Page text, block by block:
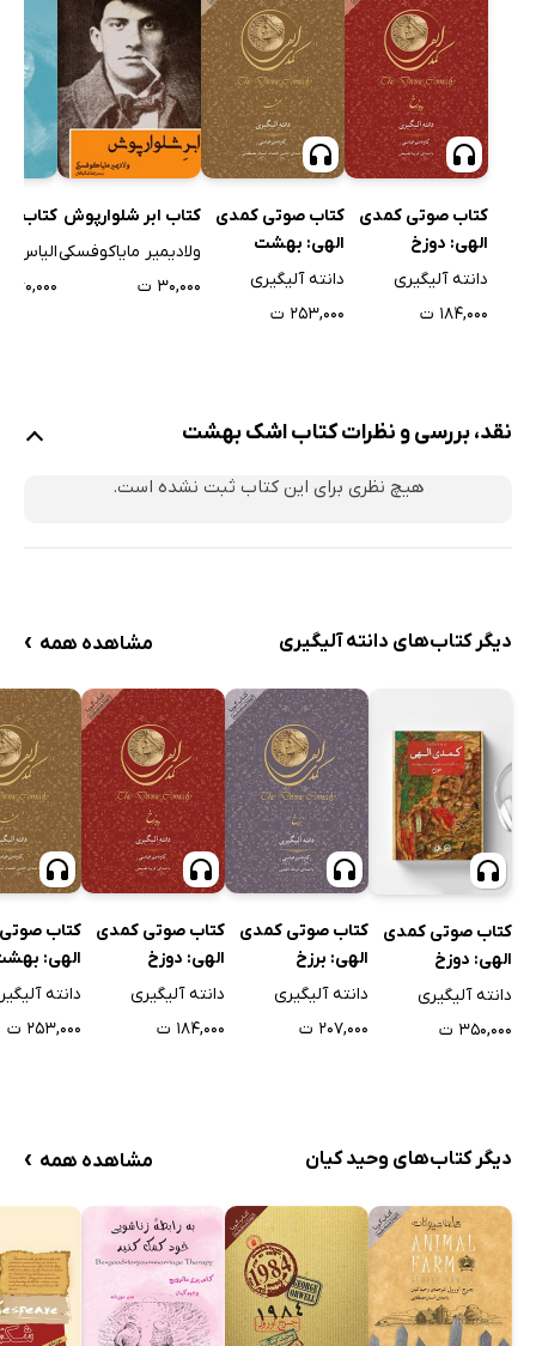
کتاب صوتی کمدی
الهی: دوزخ
دانته آلیگیری
۱۸۴,۰۰۰ ت
کتاب صوتی کمدی
الهی: بهشت
دانته آلیگیری
۲۵۳,۰۰۰ ت
کتاب ابر شلوارپوش
ولادیمیر مایاکوفسکی
۳۰,۰۰۰ ت
کتاب
الیاس
۲۶۰,۰۰۰ ت
نقد، بررسی و نظرات کتاب اشک بهشت
هیچ نظری برای این کتاب ثبت نشده است.
دیگر کتاب‌های دانته آلیگیری مشاهده همه ›
کتاب صوتی کمدی
الهی: دوزخ
دانته آلیگیری
۳۵۰,۰۰۰ ت
کتاب صوتی کمدی
الهی: برزخ
دانته آلیگیری
۲۰۷,۰۰۰ ت
کتاب صوتی کمدی
الهی: دوزخ
دانته آلیگیری
۱۸۴,۰۰۰ ت
کتاب
الهی:
دانته
۲۵۳,۰۰۰ ت
دیگر کتاب‌های وحید کیان مشاهده همه ›